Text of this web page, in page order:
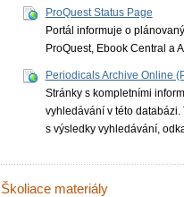
ProQuest Status Page
Portál informuje o
ProQuest, Ebook Central a
Periodicals Archive Online
Stránky s kompletními
vyhledávání v této
s výsledky vyhledávání,
Školiace materiály